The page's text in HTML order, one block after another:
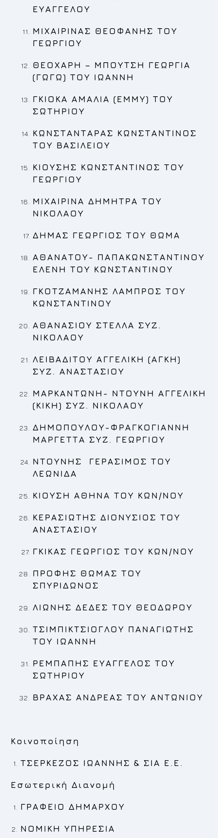
ΕΥΑΓΓΕΛΟΥ
ΜΙΧΑΙΡΙΝΑΣ ΘΕΟΦΑΝΗΣΤΟΥ
ΓΕΩΡΓΙΟΥ
ΘΕΟΧΑΡΗ – ΜΠΟΥΤΣΗ ΓΕΩΡΓΙΑ
(ΓΩΓΩ) ΤΟΥ ΙΩΑΝΝΗ
ΓΚΙΟΚΑ ΑΜΑΛΙΑ (ΕΜΜΥ) ΤΟΥ
ΣΩΤΗΡΙΟΥ
ΚΩΝΣΤΑΝΤΑΡΑΣ ΚΩΝΣΤΑΝΤΙΝΟΣ
ΤΟΥ ΒΑΣΙΛΕΙΟΥ
ΚΙΟΥΣΗΣ ΚΩΝΣΤΑΝΤΙΝΟΣ ΤΟΥ
ΓΕΩΡΓΙΟΥ
ΜΙΧΑΙΡΙΝΑ ΔΗΜΗΤΡΑΤΟΥ
ΝΙΚΟΛΑΟΥ
ΔΗΜΑΣ ΓΕΩΡΓΙΟΣ ΤΟΥ ΘΩΜΑ
ΑΘΑΝΑΤΟΥ- ΠΑΠΑΚΩΝΣΤΑΝΤΙΝΟΥ
ΕΛΕΝΗ ΤΟΥ ΚΩΝΣΤΑΝΤΙΝΟΥ
ΓΚΟΤΖΑΜΑΝΗΣ ΛΑΜΠΡΟΣ ΤΟΥ
ΚΩΝΣΤΑΝΤΙΝΟΥ
ΑΘΑΝΑΣΙΟΥ ΣΤΕΛΛΑ ΣΥΖ.
ΝΙΚΟΛΑΟΥ
ΛΕΙΒΑΔΙΤΟΥ ΑΓΓΕΛΙΚΗ (ΑΓΚΗ)
ΣΥΖ. ΑΝΑΣΤΑΣΙΟΥ
ΜΑΡΚΑΝΤΩΝΗ- ΝΤΟΥΝΗ ΑΓΓΕΛΙΚΗ
(ΚΙΚΗ) ΣΥΖ. ΝΙΚΟΛΑΟΥ
ΔΗΜΟΠΟΥΛΟΥ-ΦΡΑΓΚΟΓΙΑΝΝΗ
ΜΑΡΓΕΤΤΑ ΣΥΖ. ΓΕΩΡΓΙΟΥ
ΝΤΟΥΝΗΣ ΓΕΡΑΣΙΜΟΣΤΟΥ
ΛΕΩΝΙΔΑ
ΚΙΟΥΣΗ ΑΘΗΝΑΤΟΥ ΚΩΝ/ΝΟΥ
ΚΕΡΑΣΙΩΤΗΣ ΔΙΟΝΥΣΙΟΣΤΟΥ
ΑΝΑΣΤΑΣΙΟΥ
ΓΚΙΚΑΣ ΓΕΩΡΓΙΟΣΤΟΥ ΚΩΝ/ΝΟΥ
ΠΡΟΦΗΣ ΘΩΜΑΣ ΤΟΥ
ΣΠΥΡΙΔΩΝΟΣ
ΛΙΩΝΗΣ ΔΕΔΕΣ ΤΟΥ ΘΕΟΔΩΡΟΥ
ΤΣΙΜΠΙΚΤΣΙΟΓΛΟΥ ΠΑΝΑΓΙΩΤΗΣ
ΤΟΥ ΙΩΑΝΝΗ
ΡΕΜΠΑΠΗΣ ΕΥΑΓΓΕΛΟΣΤΟΥ
ΣΩΤΗΡΙΟΥ
ΒΡΑΧΑΣ ΑΝΔΡΕΑΣ ΤΟΥ ΑΝΤΩΝΙΟΥ
Κοινοποίηση
TΣΕΡΚΕΖΟΣ ΙΩΑΝΝΗΣ & ΣΙΑ Ε.Ε.
Εσωτερική Διανομή
ΓΡΑΦΕΙΟ ΔΗΜΑΡΧΟΥ
ΝΟΜΙΚΗ ΥΠΗΡΕΣΙΑ